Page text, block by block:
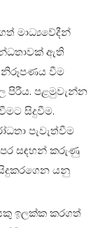
මාධ්‍යවේදීන්
ඇති
නිරූපණය වීම
පිරීය. පළමුවැන්න
සිදුවීම.
පැවැත්වීම
සඳහන් කරුණු
යනු
ඉලක්ක කරගත්